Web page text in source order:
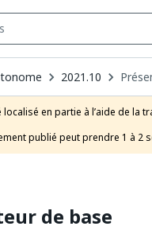
2021.10
en partie à l’aide de la
publié peut prendre 1 à 2
de base